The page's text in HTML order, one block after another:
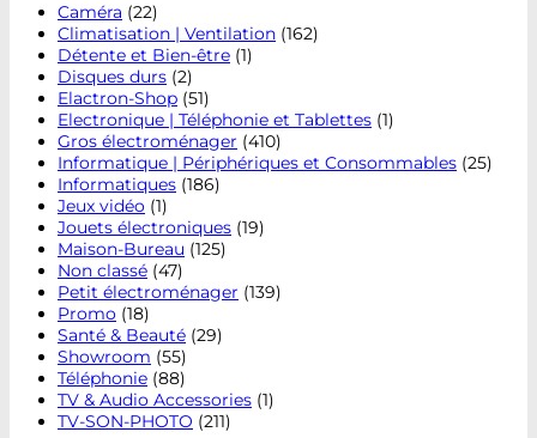
Caméra (22)
Climatisation | Ventilation (162)
Détente et Bien-être (1)
Disques durs (2)
Elactron-Shop (51)
Electronique | Téléphonie et Tablettes (1)
Gros électroménager (410)
Informatique | Périphériques et Consommables (25)
Informatiques (186)
Jeux vidéo (1)
Jouets électroniques (19)
Maison-Bureau (125)
Non classé (47)
Petit électroménager (139)
Promo (18)
Santé & Beauté (29)
Showroom (55)
Téléphonie (88)
TV & Audio Accessories (1)
TV-SON-PHOTO (211)